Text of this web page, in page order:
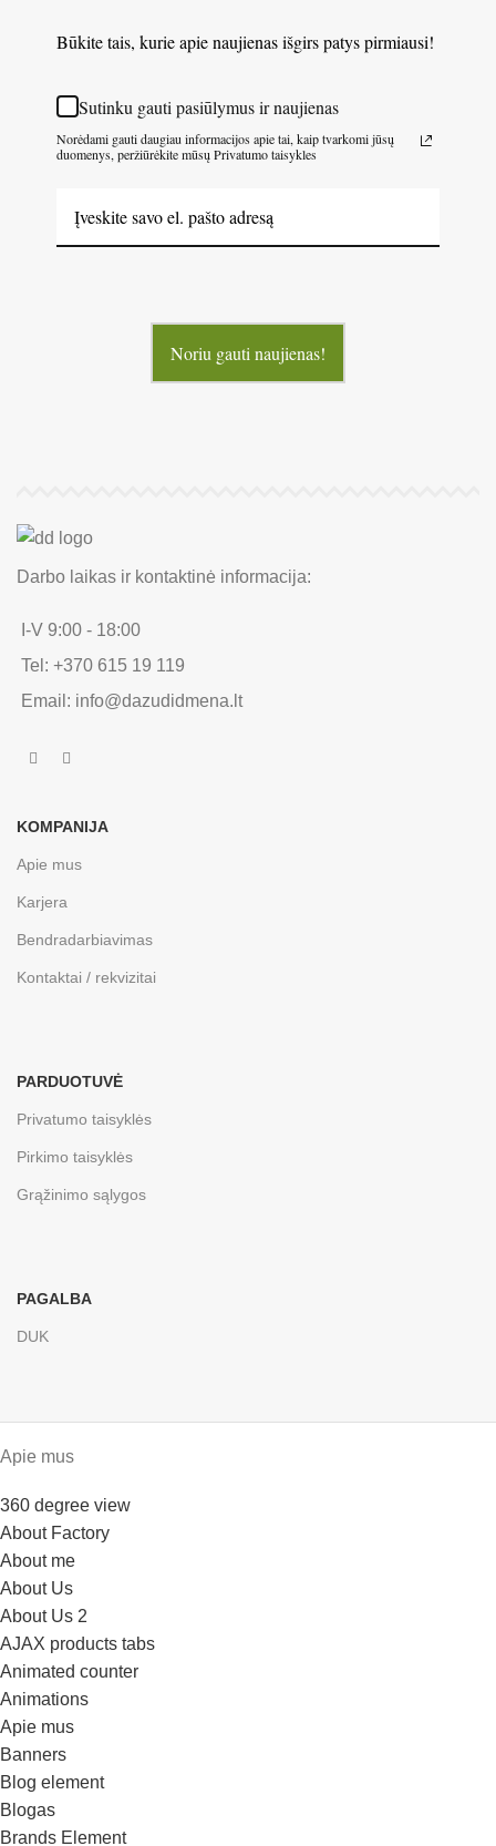
Būkite tais, kurie apie naujienas išgirs patys pirmiausi!
Sutinku gauti pasiūlymus ir naujienas
Norėdami gauti daugiau informacijos apie tai, kaip tvarkomi jūsų
duomenys, peržiūrėkite mūsų Privatumo taisykles
Noriu gauti naujienas!
Darbo laikas ir kontaktinė informacija:
I-V 9:00 - 18:00
Tel: +370 615 19 119
Email: info@dazudidmena.lt
KOMPANIJA
Apie mus
Karjera
Bendradarbiavimas
Kontaktai / rekvizitai
PARDUOTUVĖ
Privatumo taisyklės
Pirkimo taisyklės
Grąžinimo sąlygos
PAGALBA
DUK
Apie mus
360 degree view
About Factory
About me
About Us
About Us 2
AJAX products tabs
Animated counter
Animations
Apie mus
Banners
Blog element
Blogas
Brands Element